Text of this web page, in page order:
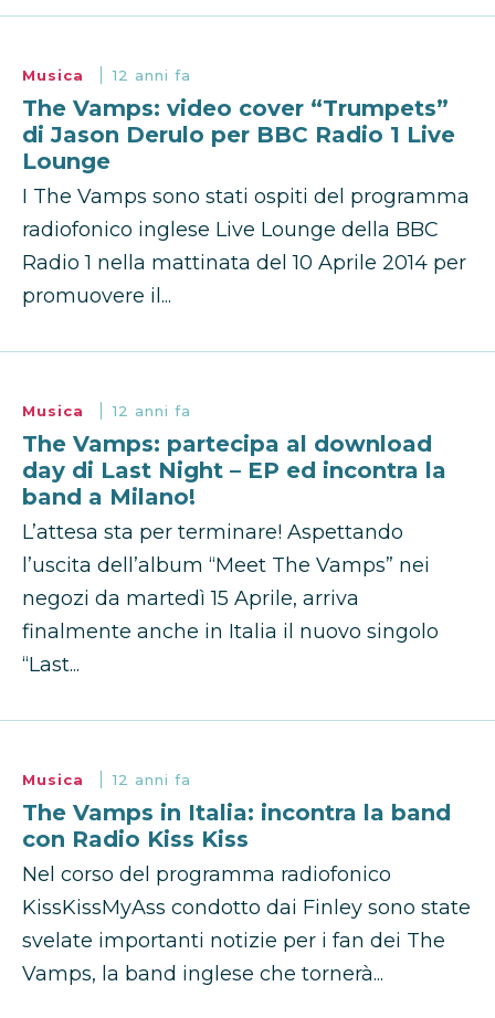
Musica 12 anni fa
The Vamps: video cover “Trumpets”
di Jason Derulo per BBC Radio 1 Live
Lounge
I The Vamps sono stati ospiti del programma
radiofonico inglese Live Lounge della BBC
Radio 1 nella mattinata del 10 Aprile 2014 per
promuovere il...
Musica 12 anni fa
The Vamps: partecipa al download
day di Last Night – EP ed incontra la
band a Milano!
L’attesa sta per terminare! Aspettando
l’uscita dell’album “Meet The Vamps” nei
negozi da martedì 15 Aprile, arriva
finalmente anche in Italia il nuovo singolo
“Last...
Musica 12 anni fa
The Vamps in Italia: incontra la band
con Radio Kiss Kiss
Nel corso del programma radiofonico
KissKissMyAss condotto dai Finley sono state
svelate importanti notizie per i fan dei The
Vamps, la band inglese che tornerà...